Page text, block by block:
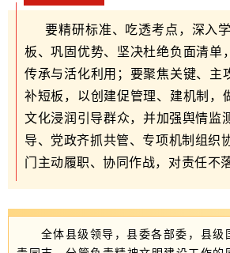
要精研标准、吃透考点，深入
板、巩固优势、坚决杜绝负面清
传承与活化利用；要聚焦关键、
补短板，以创建促管理、建机制
文化浸润引导群众，并加强舆情监
导、党政齐抓共管、专项机制组织
门主动履职、协同作战，对责任不
全体县级领导，县委各部委，县